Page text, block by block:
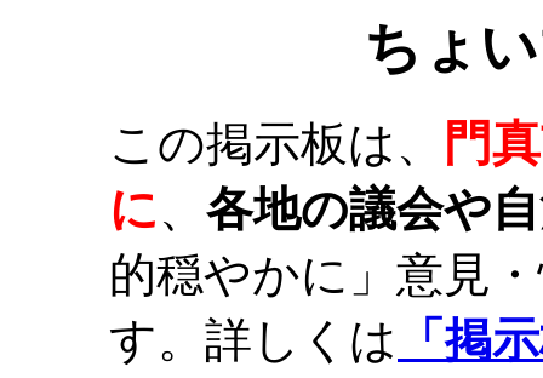
ちょ
この掲示板は、
門
に、 各地の議会や
的穏やかに」意見
す。詳しくは
「掲